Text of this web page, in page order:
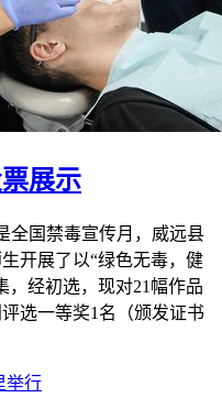
展示
全国禁毒宣传月，威远县
开展了以“绿色无毒，健
，经初选，现对21幅作品
选一等奖1名（颁发证书
举行